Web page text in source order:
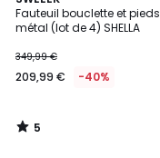
Fauteuil bouclette et pieds
métal (lot de 4) SHELLA
349,99 €
209,99 € -40%
/
5
5
/